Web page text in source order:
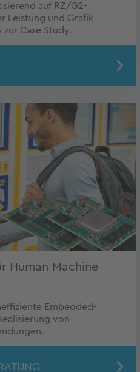
auf RZ/G2-
Leistung und Grafik-
Case Study.
Human Machine
Embedded-
von